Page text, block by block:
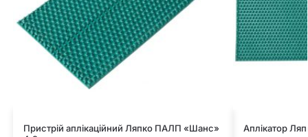
Пристрій аплікаційний Ляпко ПАЛП «Шанс»
Аплікатор